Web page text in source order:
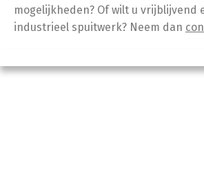
mogelijkheden? Of wilt u vrijblijvend
industrieel spuitwerk? Neem dan